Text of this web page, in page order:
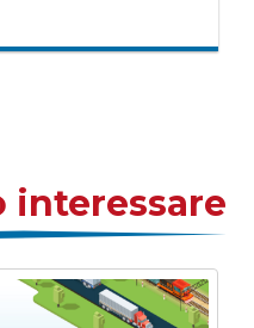
interessare